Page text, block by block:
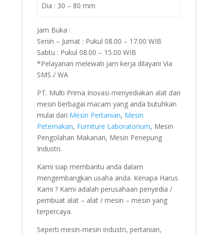
Dia : 30 – 80 mm
Jam Buka :
Senin – Jumat : Pukul 08.00 – 17.00 WIB
Sabtu : Pukul 08.00 – 15.00 WIB
*Pelayanan melewati jam kerja dilayani Via
SMS / WA
PT. Multi Prima Inovasi menyediakan alat dan
mesin berbagai macam yang anda butuhkan
mulai dari Mesin Pertanian, Mesin
Peternakan, Furniture Laboratorium, Mesin
Pengolahan Makanan, Mesin Penepung
Industri.
Kami siap membantu anda dalam
mengembangkan usaha anda. Kenapa Harus
Kami ? Kami adalah perusahaan penyedia /
pembuat alat – alat / mesin – mesin yang
terpercaya.
Seperti mesin-mesin industri, pertanian,